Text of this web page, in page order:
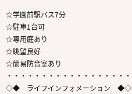
☆学園前駅バス7分
☆駐車1台可
☆専用庭あり
☆眺望良好
☆簡易防音室あり
・・・・・・・・・・・・・・・・・・
◇◆ ライフインフォメーション ◆◇